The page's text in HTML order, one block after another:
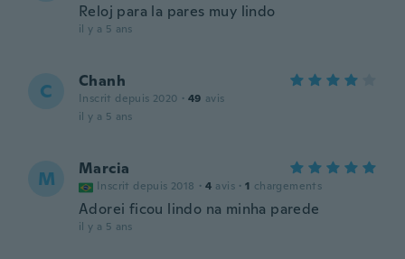
Reloj para la pares muy lindo
il y a 5 ans
C Chanh
Inscrit depuis 2020 · 49 avis
il y a 5 ans
M Marcia
Inscrit depuis 2018 · 4 avis · 1 chargements
Adorei ficou lindo na minha parede
il y a 5 ans